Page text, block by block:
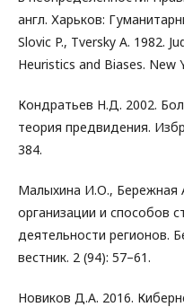
англ. Харьков:
Slovic P., Tversky A. 1982.
Heuristics and Biases. New
Кондратьев Н.Д. 2002.
теория предвидения.
384.
Малыхина И.О., Бережная
организации и способов
деятельности регионов.
вестник. 2 (94): 57–61.
Новиков Д.А. 2016.